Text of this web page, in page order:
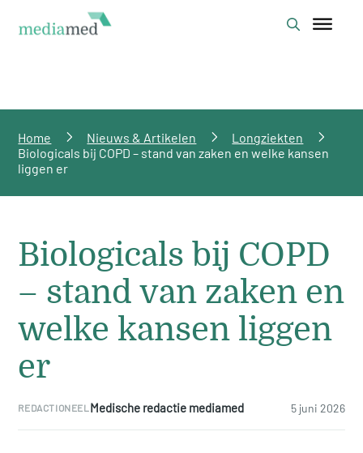
Home Nieuws & Artikelen
Longziekten
Biologicals bij COPD – stand van zaken en welke kansen
liggen er
Biologicals bij COPD
– stand van zaken en
welke kansen liggen
er
REDACTIONEEL Medische redactie mediamed 5 juni 2026